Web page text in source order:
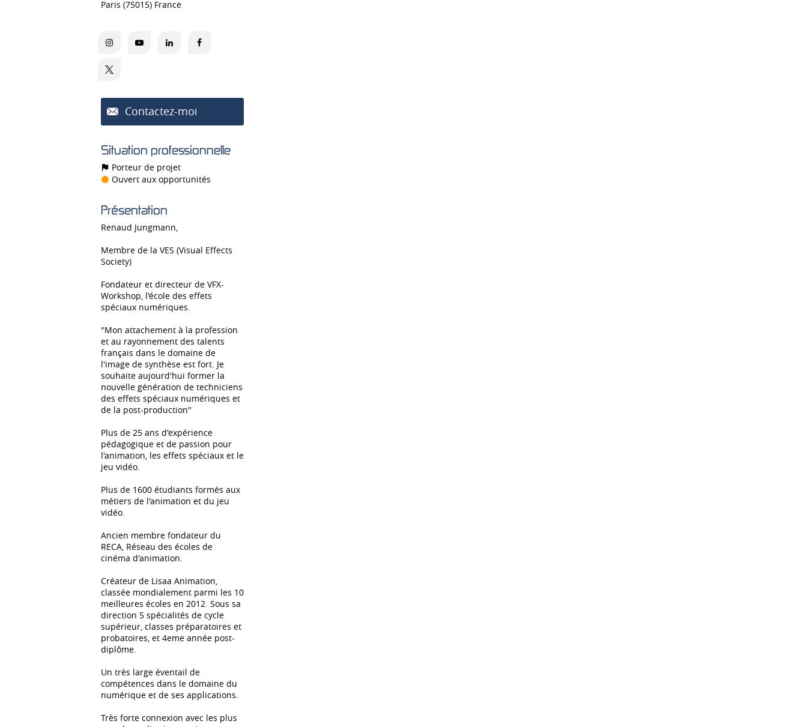
Paris (75015) France
Contactez-moi
Situation professionnelle
Porteur de projet
Ouvert aux opportunités
Présentation
Renaud Jungmann,
Membre de la VES (Visual Effects
Society)
Fondateur et directeur de VFX-
Workshop, l'école des effets
spéciaux numériques.
"Mon attachement à la profession
et au rayonnement des talents
français dans le domaine de
l'image de synthèse est fort. Je
souhaite aujourd'hui former la
nouvelle génération de techniciens
des effets spéciaux numériques et
de la post-production"
Plus de 25 ans d'expérience
pédagogique et de passion pour
l'animation, les effets spéciaux et le
jeu vidéo.
Plus de 1600 étudiants formés aux
métiers de l'animation et du jeu
vidéo.
Ancien membre fondateur du
RECA, Réseau des écoles de
cinéma d'animation.
Créateur de Lisaa Animation,
classée mondialement parmi les 10
meilleures écoles en 2012. Sous sa
direction 5 spécialités de cycle
supérieur, classes préparatoires et
probatoires, et 4eme année post-
diplôme.
Un très large éventail de
compétences dans le domaine du
numérique et de ses applications.
Très forte connexion avec les plus